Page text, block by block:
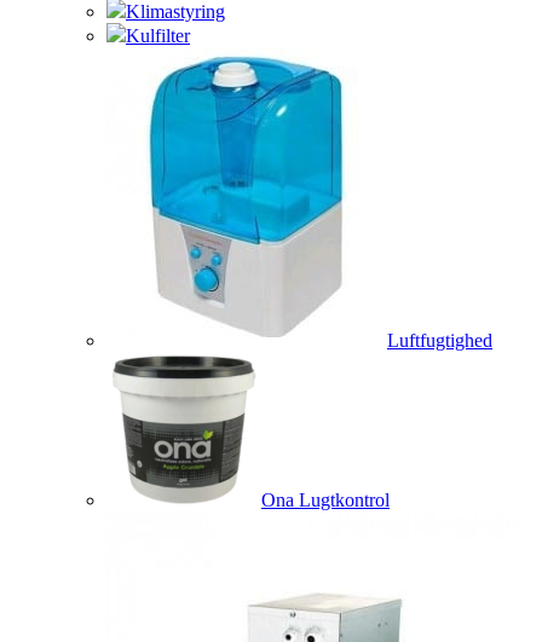
Klimastyring
Kulfilter
Luftfugtighed
Ona Lugtkontrol